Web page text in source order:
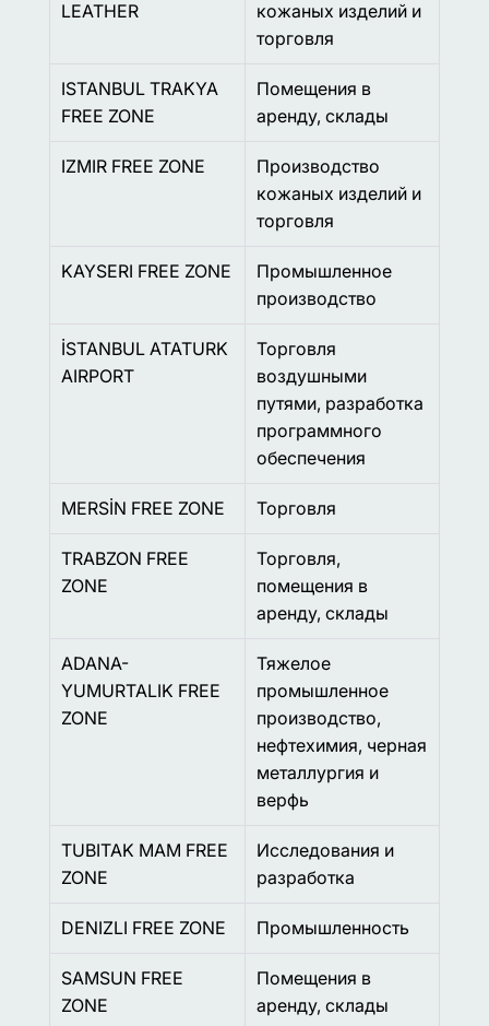
LEATHER
кожаных изделий и
торговля
ISTANBUL TRAKYA
FREE ZONE
Помещения в
аренду, склады
IZMIR FREE ZONE
Производство
кожаных изделий и
торговля
KAYSERI FREE ZONE
Промышленное
производство
İSTANBUL ATATURK
AIRPORT
Торговля
воздушными
путями, разработка
программного
обеспечения
MERSİN FREE ZONE Торговля
TRABZON FREE
ZONE
Торговля,
помещения в
аренду, склады
ADANA-
YUMURTALIK FREE
ZONE
Тяжелое
промышленное
производство,
нефтехимия, черная
металлургия и
верфь
TUBITAK MAM FREE
ZONE
Исследования и
разработка
DENIZLI FREE ZONE Промышленность
SAMSUN FREE
ZONE
Помещения в
аренду, склады